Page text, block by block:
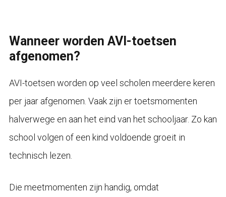
Wanneer worden AVI-toetsen
afgenomen?
AVI-toetsen worden op veel scholen meerdere keren
per jaar afgenomen. Vaak zijn er toetsmomenten
halverwege en aan het eind van het schooljaar. Zo kan
school volgen of een kind voldoende groeit in
technisch lezen.
Die meetmomenten zijn handig, omdat